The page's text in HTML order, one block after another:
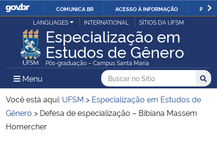
IR
PARA
O
CONTEÚDO
COMUNICA BR ACESSO À INFORMAÇÃO
Ministério da Justiça e Segurança Pública
Ministério da Defesa
Ministério das Relações Exteriores
Ministério da Economia
LANGUAGES INTERNATIONAL SÍTIOS DA UFSM
Especialização em
Estudos de Gênero
Pós-graduação – Campus Santa Maria
Menu Menu Principal do Sítio
Busca
Buscar no no Sítio
Busca:
Você está aqui: UFSM > Especialização em Estudos de
Gênero > Defesa de especialização – Bibiana Massem
Homercher